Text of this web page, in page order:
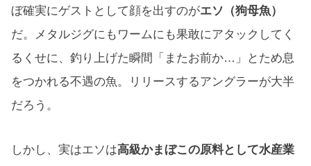
ぼ確実にゲストとして顔を出すのがエソ（狗母魚）
だ。メタルジグにもワームにも果敢にアタックしてく
るくせに、釣り上げた瞬間「またお前か…」とため息
をつかれる不遇の魚。リリースするアングラーが大半
だろう。
しかし、実はエソは高級かまぼこの原料として水産業